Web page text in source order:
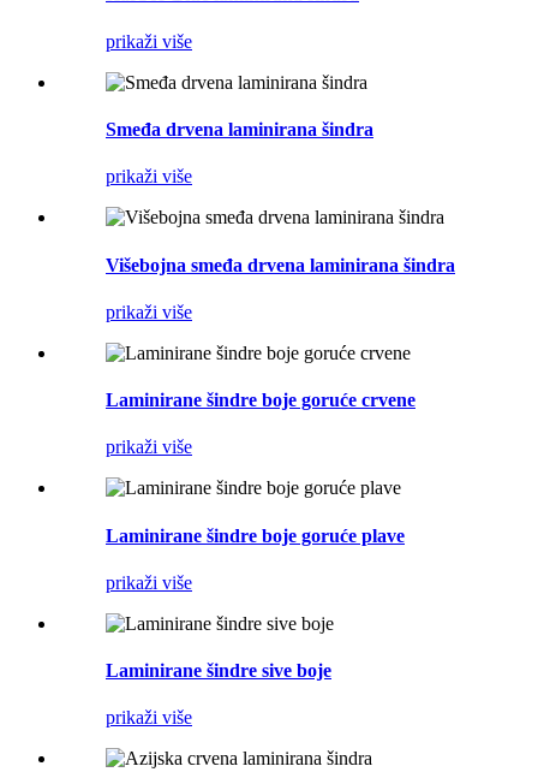
prikaži više
Smeđa drvena laminirana šindra
prikaži više
Višebojna smeđa drvena laminirana šindra
prikaži više
Laminirane šindre boje goruće crvene
prikaži više
Laminirane šindre boje goruće plave
prikaži više
Laminirane šindre sive boje
prikaži više